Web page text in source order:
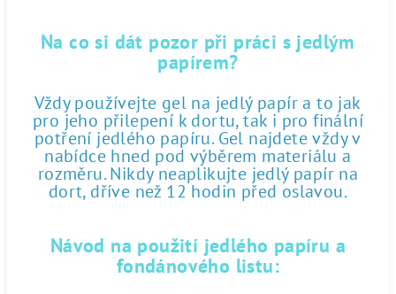
Na co si dát pozor při práci s jedlým
papírem?
Vždy používejte gel na jedlý papír a to jak
pro jeho přilepení k dortu, tak i pro finální
potření jedlého papíru. Gel najdete vždy v
nabídce hned pod výběrem materiálu a
rozměru. Nikdy neaplikujte jedlý papír na
dort, dříve než 12 hodin před oslavou.
Návod na použití jedlého papíru a
fondánového listu: